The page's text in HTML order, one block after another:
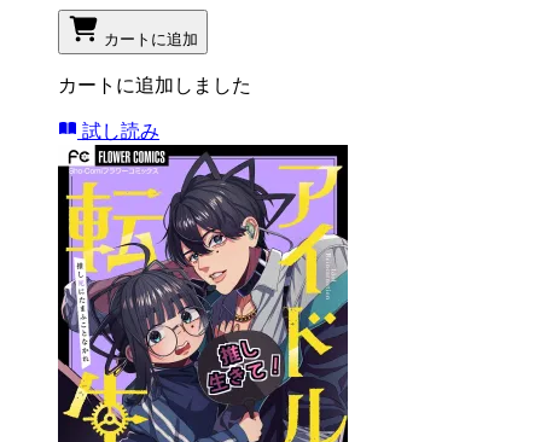
カートに追加
カートに追加しました
試し読み